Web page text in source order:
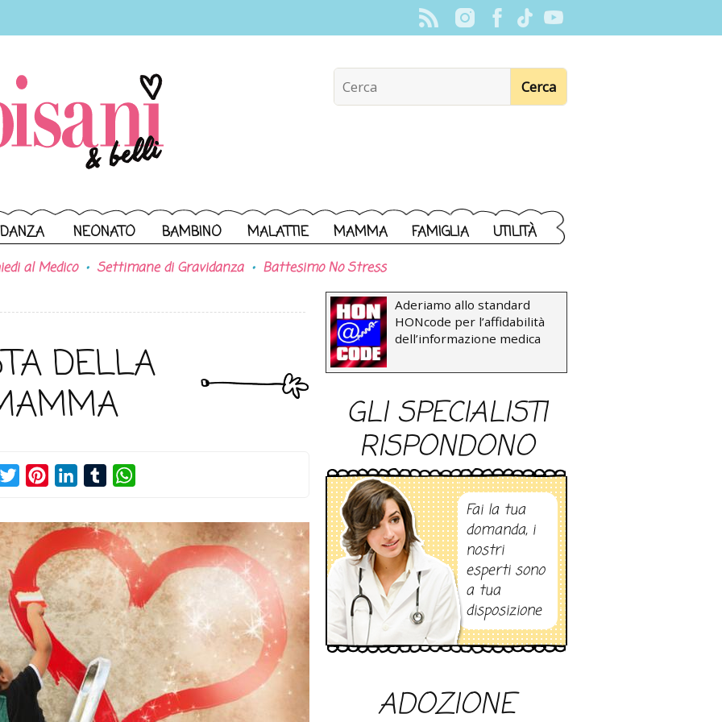
NEONATO BAMBINO MALATTIE MAMMA FAMIGLIA UTILITÀ
al Medico Settimane di Gravidanza Battesimo No Stress
DELLA
TwitterPinterestLinkedInTumblr
Aderiamo allo standard
HONcode per l’affidabilità
dell’informazione medica
GLI SPECIALISTI
RISPONDONO
Fai la tua
domanda, i
nostri
esperti sono
a tua
disposizione
ADOZIONE